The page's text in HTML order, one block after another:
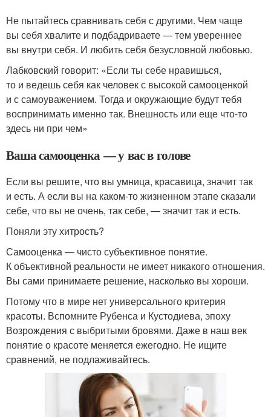
Не пытайтесь сравнивать себя с другими. Чем чаще
вы себя хвалите и подбадриваете — тем увереннее
вы внутри себя. И любить себя безусловной любовью.
Лабковский говорит: «Если ты себе нравишься,
то и ведешь себя как человек с высокой самооценкой
и с самоуважением. Тогда и окружающие будут тебя
воспринимать именно так. Внешность или еще что-то
здесь ни при чем»
Ваша самооценка — у вас в голове
Если вы решите, что вы умница, красавица, значит так
и есть. А если вы на каком-то жизненном этапе сказали
себе, что вы не очень, так себе, — значит так и есть.
Поняли эту хитрость?
Самооценка — чисто субъективное понятие.
К объективной реальности не имеет никакого отношения.
Вы сами принимаете решение, насколько вы хороши.
Потому что в мире нет универсального критерия
красоты. Вспомните Рубенса и Кустодиева, эпоху
Возрождения с выбритыми бровями. Даже в наш век
понятие о красоте меняется ежегодно. Не ищите
сравнений, не подлаживайтесь.